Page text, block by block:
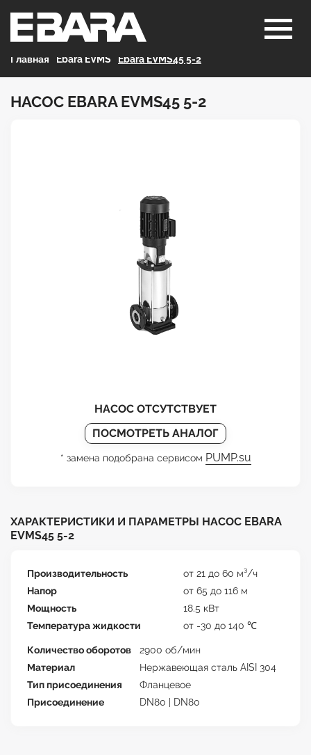
Главная Ebara EVMS Ebara EVMS45 5-2
НАСОС EBARA EVMS45 5-2
НАСОС ОТСУТСТВУЕТ
ПОСМОТРЕТЬ АНАЛОГ
* замена подобрана сервисом PUMP.su
ХАРАКТЕРИСТИКИ И ПАРАМЕТРЫ НАСОС EBARA
EVMS45 5-2
Производительность
от 21 до 60 м³/ч
Напор
от 65 до 116 м
Мощность
18.5 кВт
Температура жидкости
от -30 до 140 ℃
Количество оборотов
2900 об/мин
Материал
Нержавеющая сталь AISI 304
Тип присоединения
Фланцевое
Присоединение
DN80 | DN80